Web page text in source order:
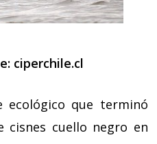
ciperchile.cl
ecológico que terminó
cisnes cuello negro en